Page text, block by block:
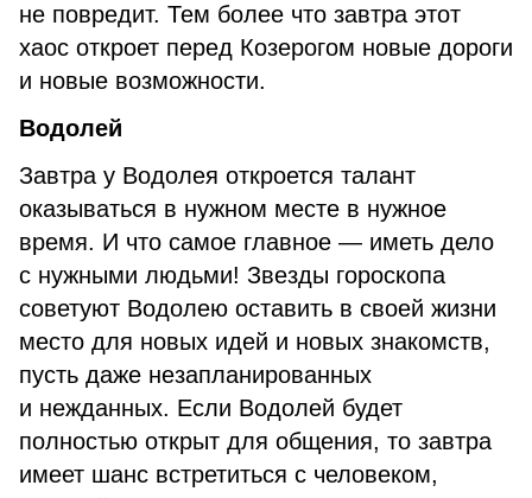
не повредит. Тем более что завтра этот
хаос откроет перед Козерогом новые дороги
и новые возможности.
Водолей
Завтра у Водолея откроется талант
оказываться в нужном месте в нужное
время. И что самое главное — иметь дело
с нужными людьми! Звезды гороскопа
советуют Водолею оставить в своей жизни
место для новых идей и новых знакомств,
пусть даже незапланированных
и нежданных. Если Водолей будет
полностью открыт для общения, то завтра
имеет шанс встретиться с человеком,